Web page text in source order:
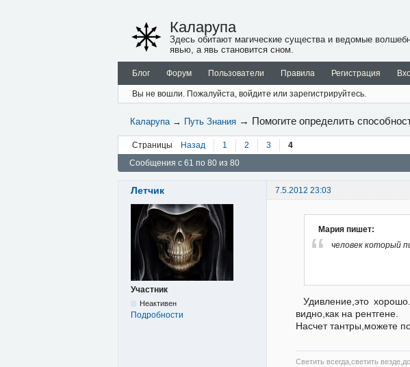
Каларупа
Здесь обитают магические существа и ведомые
явью, а явь становится сном.
Блог Форум Пользователи Правила Регистрация
Вы не вошли. Пожалуйста, войдите или зарегистрируйтесь.
Каларупа → Путь Знания → Помогите определить
Страницы Назад 1 2 3 4
Сообщения с 61 по 80 из 80
Летчик 7.5.2012 23:03
Участник
Неактивен
Подробности
Мария пишет:
человек который
Удивление,это
видно,как на рентгене.
Насчет тантры,можете
Светить всегда,светить